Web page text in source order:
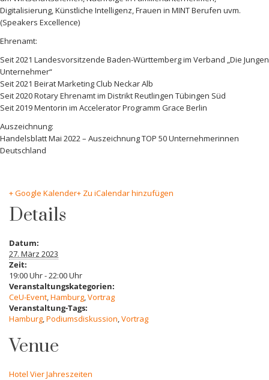
Digitalisierung, Künstliche Intelligenz, Frauen in MINT Berufen uvm.
(Speakers Excellence)
Ehrenamt:
Seit 2021 Landesvorsitzende Baden-Württemberg im Verband „Die Jungen
Unternehmer“
Seit 2021 Beirat Marketing Club Neckar Alb
Seit 2020 Rotary Ehrenamt im Distrikt Reutlingen Tübingen Süd
Seit 2019 Mentorin im Accelerator Programm Grace Berlin
Auszeichnung:
Handelsblatt Mai 2022 – Auszeichnung TOP 50 Unternehmerinnen
Deutschland
+ Google Kalender+ Zu iCalendar hinzufügen
Details
Datum:
27. März 2023
Zeit:
19:00 Uhr - 22:00 Uhr
Veranstaltungskategorien:
CeU-Event,Hamburg,Vortrag
Veranstaltung-Tags:
Hamburg,Podiumsdiskussion,Vortrag
Venue
Hotel Vier Jahreszeiten